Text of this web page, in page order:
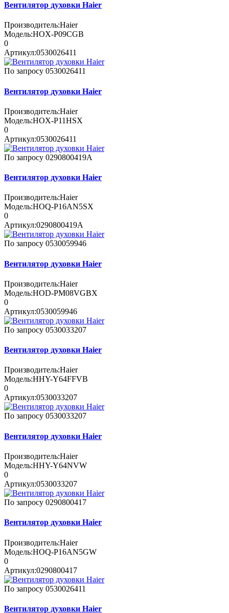
Вентилятор духовки Haier
Производитель:Haier
Модель:HOX-P09CGB
0
Артикул:0530026411
По запросу 0530026411
Вентилятор духовки Haier
Производитель:Haier
Модель:HOX-P11HSX
0
Артикул:0530026411
По запросу 0290800419A
Вентилятор духовки Haier
Производитель:Haier
Модель:HOQ-P16AN5SX
0
Артикул:0290800419A
По запросу 0530059946
Вентилятор духовки Haier
Производитель:Haier
Модель:HOD-PM08VGBX
0
Артикул:0530059946
По запросу 0530033207
Вентилятор духовки Haier
Производитель:Haier
Модель:HHY-Y64FFVB
0
Артикул:0530033207
По запросу 0530033207
Вентилятор духовки Haier
Производитель:Haier
Модель:HHY-Y64NVW
0
Артикул:0530033207
По запросу 0290800417
Вентилятор духовки Haier
Производитель:Haier
Модель:HOQ-P16AN5GW
0
Артикул:0290800417
По запросу 0530026411
Вентилятор духовки Haier